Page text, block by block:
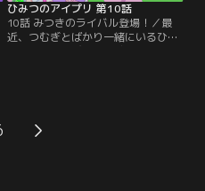
ひみつのアイプリ 第10話
10話 みつきのライバル登場！／最
近、つむぎとばかり一緒にいるひま
りに、少しさびしさを感じているみ
デュエルオーディションでつむぎと
対決してほしいと頼む。しかし、負